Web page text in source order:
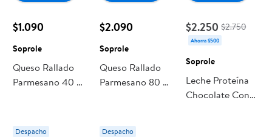
$1.090
Soprole
Queso Rallado
Parmesano 40 g
Despacho
$2.090
Soprole
Queso Rallado
Parmesano 80 g
Despacho
$2.250 $2.750
Ahorra $500
Soprole
Leche Proteína
Chocolate Con